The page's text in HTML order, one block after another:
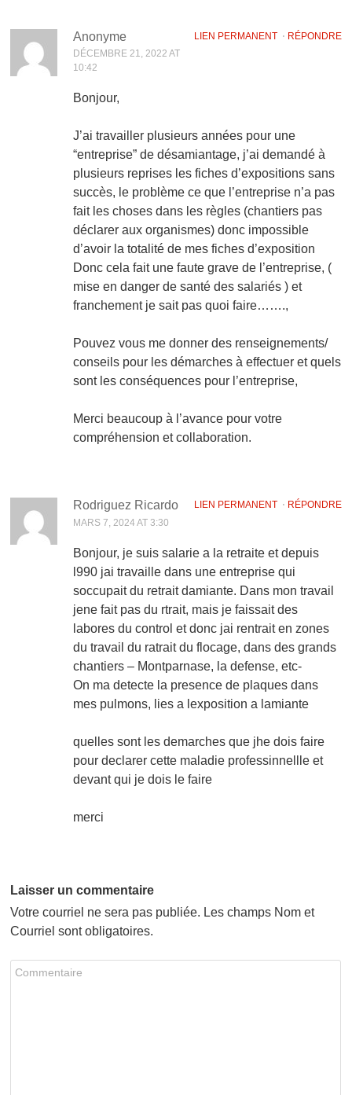
LIEN PERMANENT⋅ RÉPONDRE
Anonyme
DÉCEMBRE 21, 2022 AT
10:42
Bonjour,
J’ai travailler plusieurs années pour une
“entreprise” de désamiantage, j’ai demandé à
plusieurs reprises les fiches d’expositions sans
succès, le problème ce que l’entreprise n’a pas
fait les choses dans les règles (chantiers pas
déclarer aux organismes) donc impossible
d’avoir la totalité de mes fiches d’exposition
Donc cela fait une faute grave de l’entreprise, (
mise en danger de santé des salariés ) et
franchement je sait pas quoi faire…….,
Pouvez vous me donner des renseignements/
conseils pour les démarches à effectuer et quels
sont les conséquences pour l’entreprise,
Merci beaucoup à l’avance pour votre
compréhension et collaboration.
LIEN PERMANENT⋅ RÉPONDRE
Rodriguez Ricardo
MARS 7, 2024 AT 3:30
Bonjour, je suis salarie a la retraite et depuis
l990 jai travaille dans une entreprise qui
soccupait du retrait damiante. Dans mon travail
jene fait pas du rtrait, mais je faissait des
labores du control et donc jai rentrait en zones
du travail du ratrait du flocage, dans des grands
chantiers – Montparnase, la defense, etc-
On ma detecte la presence de plaques dans
mes pulmons, lies a lexposition a lamiante
quelles sont les demarches que jhe dois faire
pour declarer cette maladie professinnellle et
devant qui je dois le faire
merci
Laisser un commentaire
Votre courriel ne sera pas publiée. Les champs Nom et
Courriel sont obligatoires.